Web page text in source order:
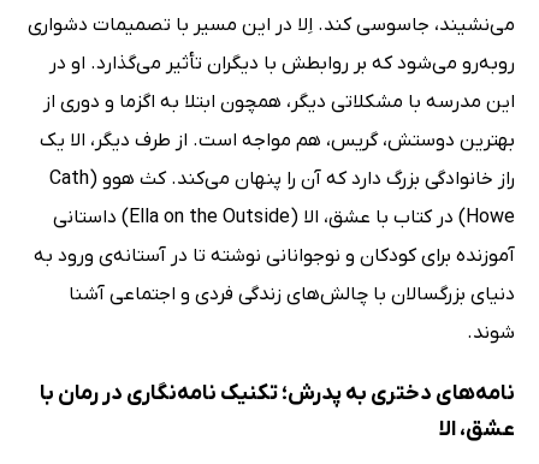
می‌نشیند، جاسوسی کند. اِلا در این مسیر با تصمیمات دشواری
روبه‌رو می‌شود که بر روابطش با دیگران تأثیر می‌گذارد. او در
این مدرسه با مشکلاتی دیگر، همچون ابتلا به اگزما و دوری از
بهترین دوستش، گریس، هم مواجه است. از طرف دیگر، الا یک
راز خانوادگی بزرگ دارد که آن را پنهان می‌کند. کث هوو (Cath
Howe) در کتاب با عشق، الا (Ella on the Outside) داستانی
آموزنده برای کودکان و نوجوانانی نوشته تا در آستانه‌ی ورود به
دنیای بزرگسالان با چالش‌های زندگی فردی و اجتماعی آشنا
شوند.
نامه‌های دختری به پدرش؛ تکنیک نامه‌نگاری در رمان با
عشق، الا